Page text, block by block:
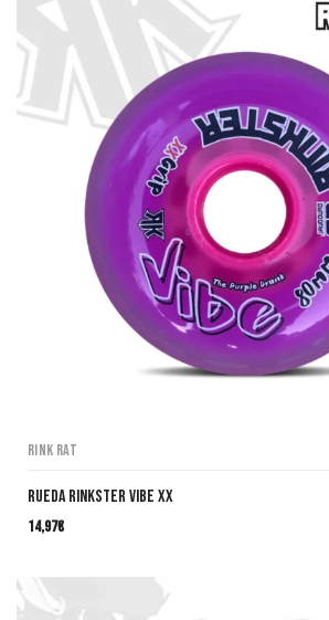
Rink Rat
RUEDA RINKSTER VIBE XX
14,97€